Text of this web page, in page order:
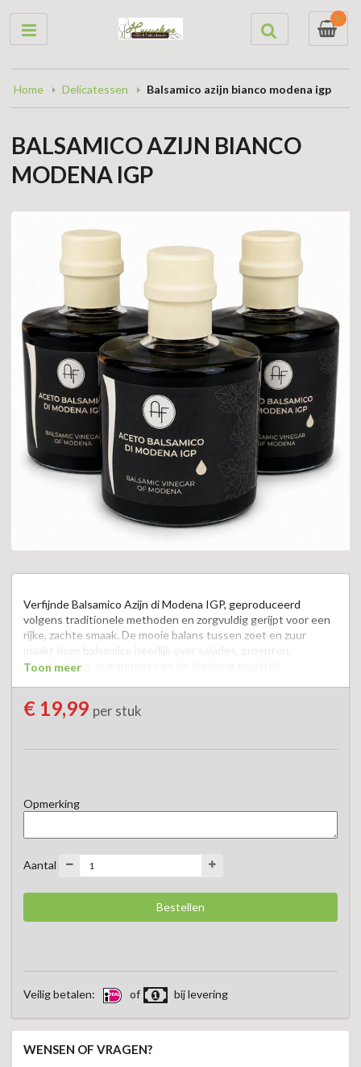
0
Home Delicatessen Balsamico azijn bianco modena igp
BALSAMICO AZIJN BIANCO
MODENA IGP
Verfijnde Balsamico Azijn di Modena IGP, geproduceerd
volgens traditionele methoden en zorgvuldig gerijpt voor een
rijke, zachte smaak. De mooie balans tussen zoet en zuur
maakt deze balsamico heerlijk over salades, groenten,
visgerechten, in marinades en als finishing touch bij
Bianco   fris, zacht en licht.  Lekker bij vis, salades en lichte
Toon meer
€ 19,99 per stuk
Opmerking
Aantal
Veilig betalen: of bij levering
WENSEN OF VRAGEN?